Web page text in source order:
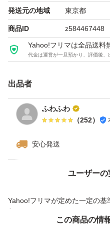
発送元の地域 東京都
商品ID z584467448
Yahoo!フリマは全品送料
代金は運営が一旦預かり、評価後、
出品者
ふわふわ
（252）
安心発送
ユーザーの
Yahoo!フリマが定めた一定の
付与しています
価格の相談
この商品の情
この商品をみている人にオ